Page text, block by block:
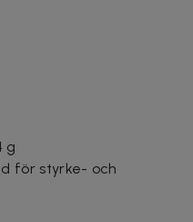
g
för styrke- och